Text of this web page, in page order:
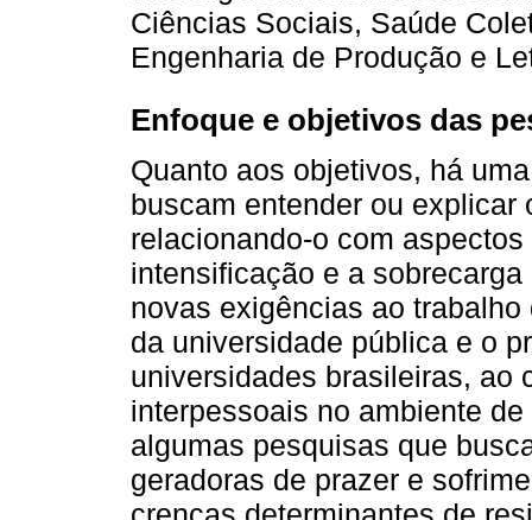
Ciências Sociais, Saúde
Engenharia de Produção e
Enfoque e objetivos das
Quanto aos objetivos, há
buscam entender ou
relacionando-o com
intensificação e a
novas exigências ao
da universidade pública e o
universidades brasileiras, ao
interpessoais no ambiente
algumas pesquisas que
geradoras de prazer e